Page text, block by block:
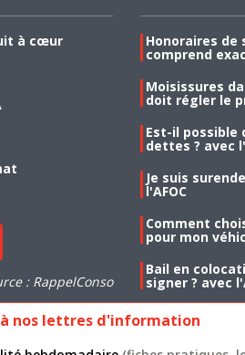
à cœur
: RappelConso
Honoraires de
comprend
Moisissures
doit régler le
Est-il possible
dettes ? avec
Je suis
l'AFOC
Comment
pour mon
Bail en
signer ? avec
à nos lettres d'information